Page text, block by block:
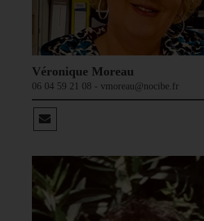
Véronique Moreau
06 04 59 21 08 - vmoreau@nocibe.fr